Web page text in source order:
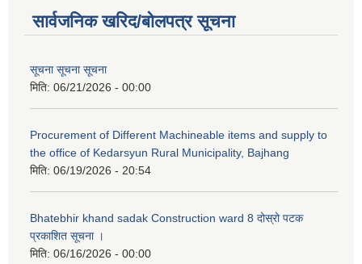
सार्वजनिक खरिद/बोलपत्र सूचना
सूचना सूचना सूचना
मिति: 06/21/2026 - 00:00
Procurement of Different Machineable items and supply to
the office of Kedarsyun Rural Municipality, Bajhang
मिति: 06/19/2026 - 20:54
Bhatebhir khand sadak Construction ward 8 दोस्रो पटक
प्रकाशित सूचना ।
मिति: 06/16/2026 - 00:00